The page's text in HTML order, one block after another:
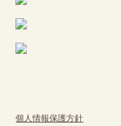
個人情報保護方針